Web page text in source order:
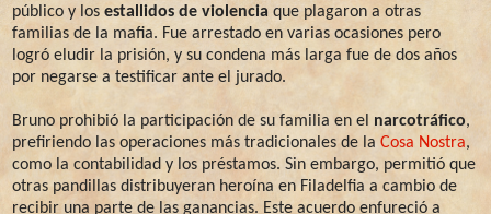
público y los estallidos de violencia que plagaron a otras
familias de la mafia. Fue arrestado en varias ocasiones pero
logró eludir la prisión, y su condena más larga fue de dos años
por negarse a testificar ante el jurado.
Bruno prohibió la participación de su familia en el narcotráfico,
prefiriendo las operaciones más tradicionales de laCosa Nostra,
como la contabilidad y los préstamos. Sin embargo, permitió que
otras pandillas distribuyeran heroína en Filadelfia a cambio de
recibir una parte de las ganancias. Este acuerdo enfureció a